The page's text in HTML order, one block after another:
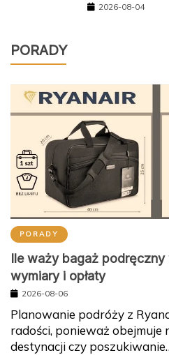
2026-08-04
PORADY
PORADY
Ile waży bagaż podręczny
wymiary i opłaty
2026-08-06
Planowanie podróży z
radości, ponieważ obejmuje
destynacji czy